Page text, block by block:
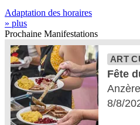
Adaptation des horaires
» plus
Prochaine Manifestations